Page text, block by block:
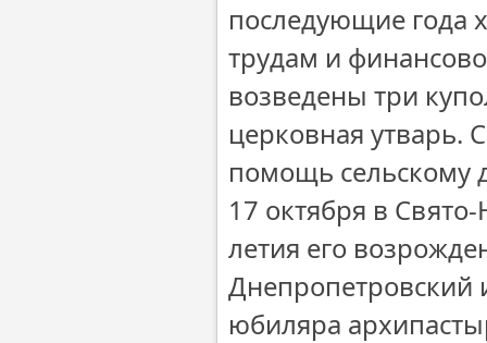
последующие года
трудам и
возведены три
церковная утварь.
помощь сельскому
17 октября в
летия его
Днепропетровский
юбиляра